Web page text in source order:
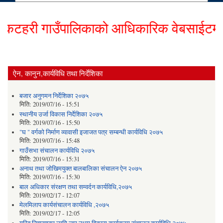
गाउँपालिकाको आधिकारिक वेबसाईटमा
ऐन, कानुन,कार्यविधि तथा निर्देशिका
बजार अनुगमन निर्देशिका २०७५
मिति: 2019/07/16 - 15:51
स्थानीय उर्जा विकास निर्देशिका २०७५
मिति: 2019/07/16 - 15:50
"घ " वर्गको निर्माण व्यावासी इजाजत पत्र सम्बन्धी कार्यविधि २०७५
मिति: 2019/07/16 - 15:48
गाउँसभा संचालन कार्यविधि २०७५
मिति: 2019/07/16 - 15:31
अनाथ तथा जोखिमयुक्त बालबालिका संचालन ऐन २०७५
मिति: 2019/07/16 - 15:30
बाल अधिकार संरक्षण तथा सम्वर्दन कार्यविधि,२०७५
मिति: 2019/02/17 - 12:07
मेलमिलाप कार्यसंचालन कार्यविधि ,२०७५
मिति: 2019/02/17 - 12:05